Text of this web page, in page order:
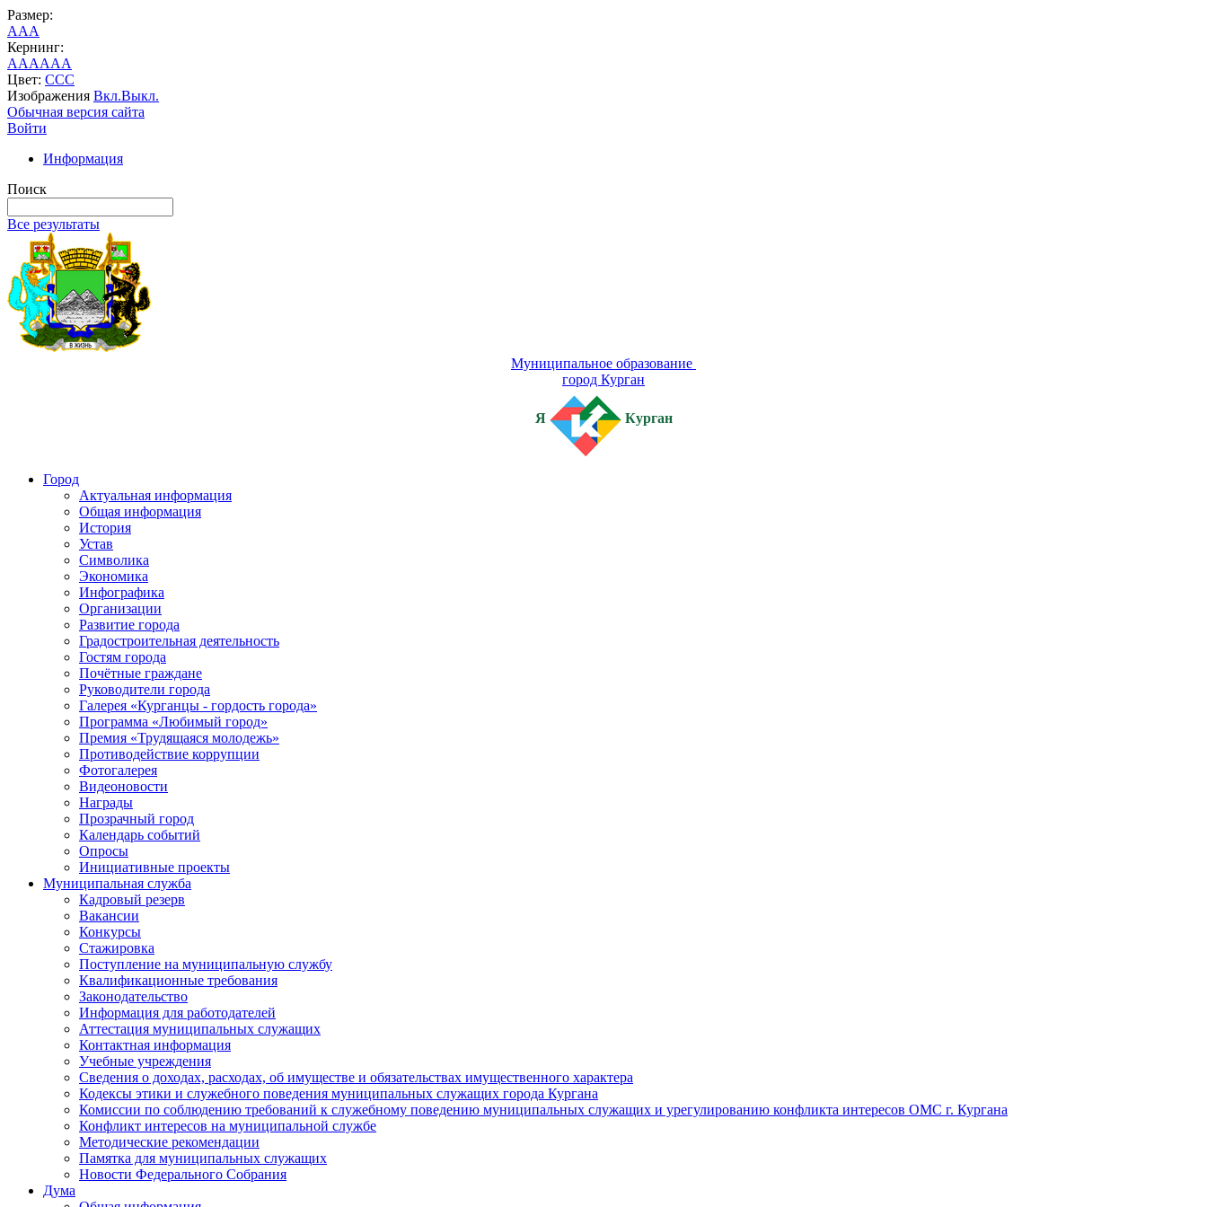
Размер:
AAA
Кернинг:
AAAAAA
Цвет: CCC
Изображения Вкл.Выкл.
Обычная версия сайта
Войти
Информация
Поиск
Все результаты
Муниципальное образование
город Курган
Я Курган
Город
Актуальная информация
Общая информация
История
Устав
Символика
Экономика
Инфографика
Организации
Развитие города
Градостроительная деятельность
Гостям города
Почётные граждане
Руководители города
Галерея «Курганцы - гордость города»
Программа «Любимый город»
Премия «Трудящаяся молодежь»
Противодействие коррупции
Фотогалерея
Видеоновости
Награды
Прозрачный город
Календарь событий
Опросы
Инициативные проекты
Муниципальная служба
Кадровый резерв
Вакансии
Конкурсы
Стажировка
Поступление на муниципальную службу
Квалификационные требования
Законодательство
Информация для работодателей
Аттестация муниципальных служащих
Контактная информация
Учебные учреждения
Сведения о доходах, расходах, об имуществе и обязательствах имущественного характера
Кодексы этики и служебного поведения муниципальных служащих города Кургана
Комиссии по соблюдению требований к служебному поведению муниципальных служащих и урегулированию конфликта интересов ОМС г. Кургана
Конфликт интересов на муниципальной службе
Методические рекомендации
Памятка для муниципальных служащих
Новости Федерального Cобрания
Дума